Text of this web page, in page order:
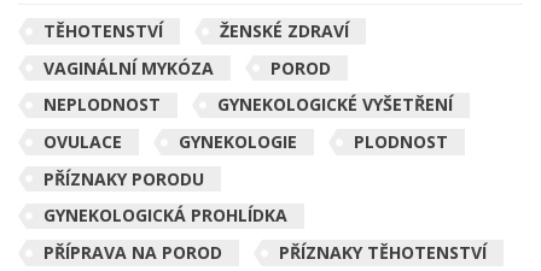
TĚHOTENSTVÍ
ŽENSKÉ ZDRAVÍ
VAGINÁLNÍ MYKÓZA
POROD
NEPLODNOST
GYNEKOLOGICKÉ VYŠETŘENÍ
OVULACE
GYNEKOLOGIE
PLODNOST
PŘÍZNAKY PORODU
GYNEKOLOGICKÁ PROHLÍDKA
PŘÍPRAVA NA POROD
PŘÍZNAKY TĚHOTENSTVÍ